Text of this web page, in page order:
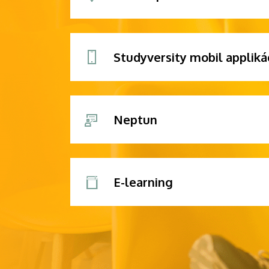
Studyversity mobil
Neptun
E-learning